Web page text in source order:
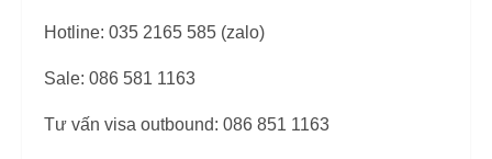
Hotline: 035 2165 585 (zalo)
Sale: 086 581 1163
Tư vấn visa outbound: 086 851 1163